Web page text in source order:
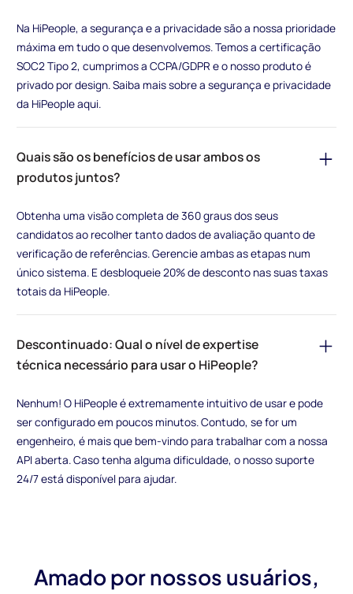
Na HiPeople, a segurança e a privacidade são a nossa prioridade
máxima em tudo o que desenvolvemos. Temos a certificação
SOC2 Tipo 2, cumprimos a CCPA/GDPR e o nosso produto é
privado por design. Saiba mais sobre a segurança e privacidade
da HiPeople aqui.
Quais são os benefícios de usar ambos os
produtos juntos?
Obtenha uma visão completa de 360 graus dos seus
candidatos ao recolher tanto dados de avaliação quanto de
verificação de referências. Gerencie ambas as etapas num
único sistema. E desbloqueie 20% de desconto nas suas taxas
totais da HiPeople.
Descontinuado: Qual o nível de expertise
técnica necessário para usar o HiPeople?
Nenhum! O HiPeople é extremamente intuitivo de usar e pode
ser configurado em poucos minutos. Contudo, se for um
engenheiro, é mais que bem-vindo para trabalhar com a nossa
API aberta. Caso tenha alguma dificuldade, o nosso suporte
24/7 está disponível para ajudar.
Amado por nossos usuários,